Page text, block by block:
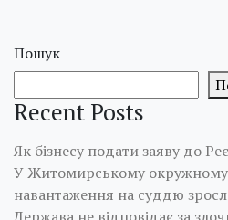
Пошук
Recent Posts
Як бізнесу подати заяву до
У Житомирському окружному
навантаження на суддю